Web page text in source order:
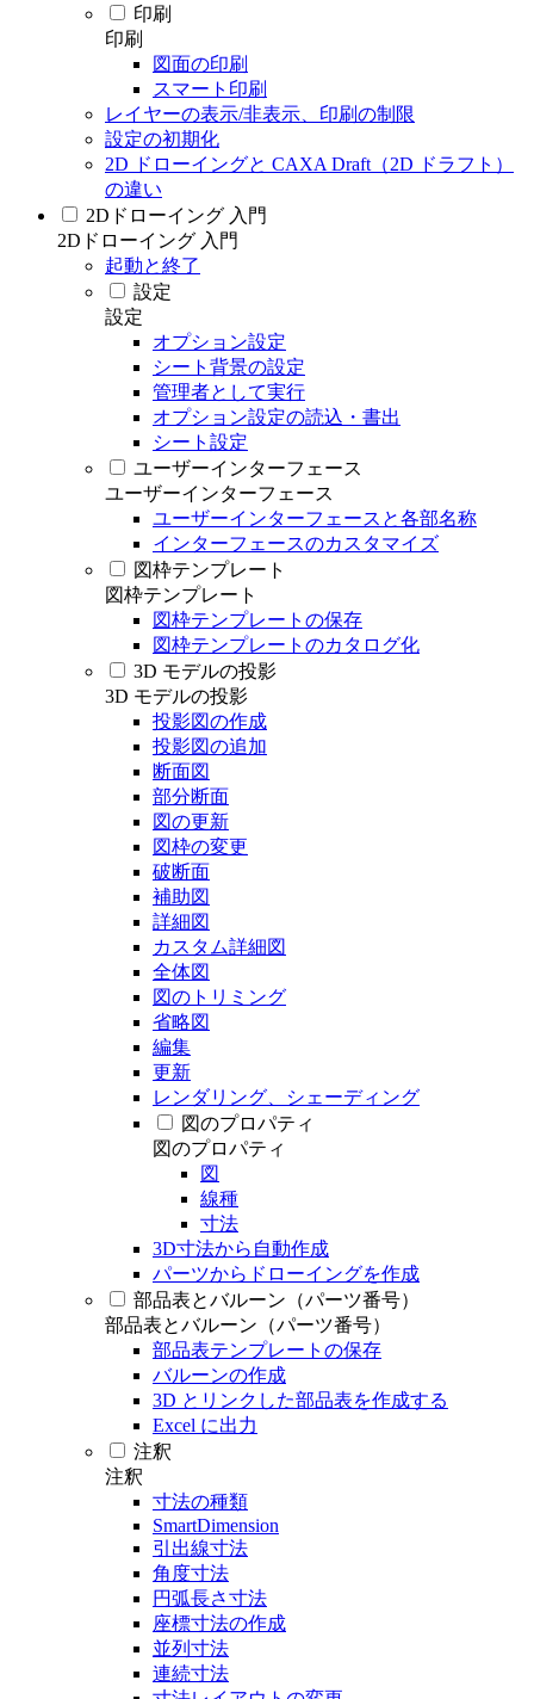
印刷
印刷
図面の印刷
スマート印刷
レイヤーの表示/非表示、印刷の制限
設定の初期化
2D ドローイングと CAXA Draft（2D ドラフト）
の違い
2Dドローイング 入門
2Dドローイング 入門
起動と終了
設定
設定
オプション設定
シート背景の設定
管理者として実行
オプション設定の読込・書出
シート設定
ユーザーインターフェース
ユーザーインターフェース
ユーザーインターフェースと各部名称
インターフェースのカスタマイズ
図枠テンプレート
図枠テンプレート
図枠テンプレートの保存
図枠テンプレートのカタログ化
3D モデルの投影
3D モデルの投影
投影図の作成
投影図の追加
断面図
部分断面
図の更新
図枠の変更
破断面
補助図
詳細図
カスタム詳細図
全体図
図のトリミング
省略図
編集
更新
レンダリング、シェーディング
図のプロパティ
図のプロパティ
図
線種
寸法
3D寸法から自動作成
パーツからドローイングを作成
部品表とバルーン（パーツ番号）
部品表とバルーン（パーツ番号）
部品表テンプレートの保存
バルーンの作成
3D とリンクした部品表を作成する
Excel に出力
注釈
注釈
寸法の種類
SmartDimension
引出線寸法
角度寸法
円弧長さ寸法
座標寸法の作成
並列寸法
連続寸法